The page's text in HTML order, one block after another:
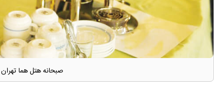
صبحانه هتل هما تهران